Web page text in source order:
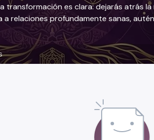
transformación es clara: dejarás atrás
a relaciones profundamente sanas,